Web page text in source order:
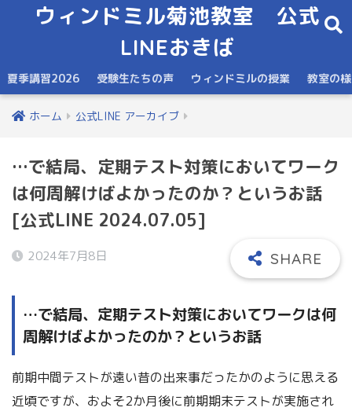
ウィンドミル菊池教室 公式
LINEおきば
夏季講習2026 受験生たちの声 ウィンドミルの授業 教室の
ホーム 公式LINE アーカイブ
…で結局、定期テスト対策においてワーク
は何周解けばよかったのか？というお話
[公式LINE 2024.07.05]
2024年7月8日
…で結局、定期テスト対策においてワークは何
周解けばよかったのか？というお話
前期中間テストが遠い昔の出来事だったかのように思える
近頃ですが、およそ2か月後に前期期末テストが実施され